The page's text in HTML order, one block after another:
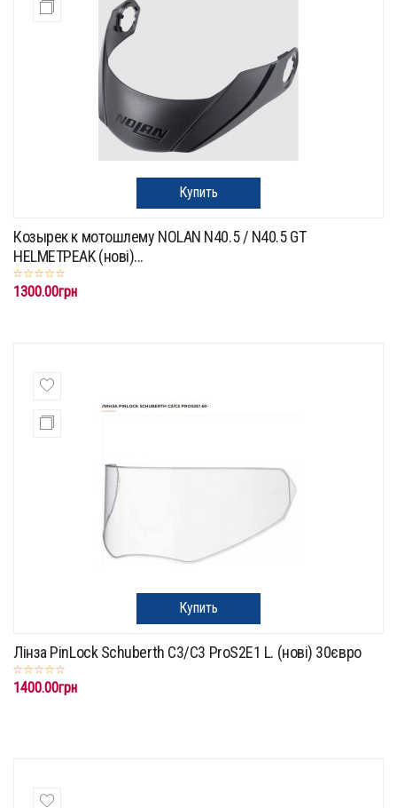
Купить
Козырек к мотошлему NOLAN N40.5 / N40.5 GT
HELMETPEAK (нові)...
1300.00грн
Купить
Лінза PinLock Schuberth C3/C3 ProS2E1 L. (нові) 30євро
1400.00грн